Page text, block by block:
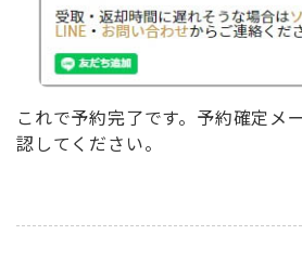
これで予約完了です。予約確定メ
認してください。